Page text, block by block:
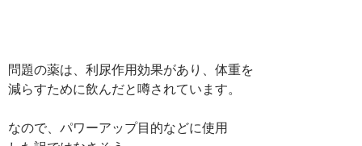
問題の薬は、利尿作用効果があり、体重を
減らすために飲んだと噂されています。
なので、パワーアップ目的などに使用